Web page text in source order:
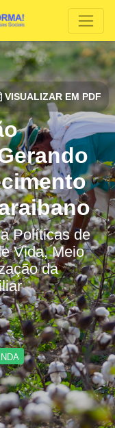
Políticas de
Vida, Meio
da
VISUALIZAR EM PDF